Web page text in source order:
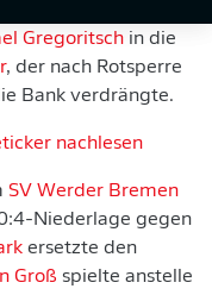
Gregoritsch in die
, der nach Rotsperre
Bank verdrängte.
nachlesen
SV Werder Bremen
Niederlage gegen
ersetzte den
Groß spielte anstelle